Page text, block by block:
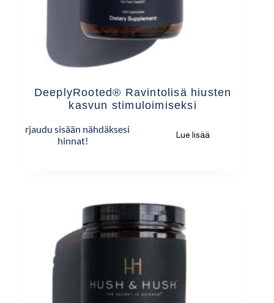
DeeplyRooted® Ravintolisä hiusten
kasvun stimuloimiseksi
Kirjaudu sisään nähdäksesi
hinnat!
Lue lisää